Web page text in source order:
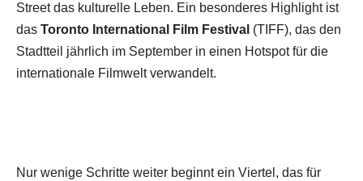
Street das kulturelle Leben. Ein besonderes Highlight ist
das Toronto International Film Festival (TIFF), das den
Stadtteil jährlich im September in einen Hotspot für die
internationale Filmwelt verwandelt.
Nur wenige Schritte weiter beginnt ein Viertel, das für